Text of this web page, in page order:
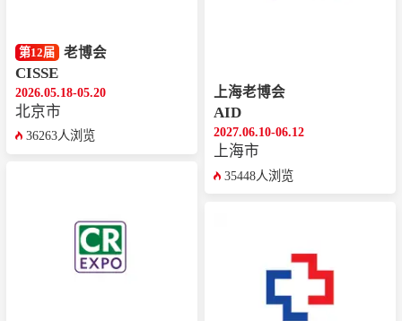
第12届 老博会
CISSE
2026.05.18-05.20
北京市
36263人浏览
上海老博会
AID
2027.06.10-06.12
上海市
35448人浏览